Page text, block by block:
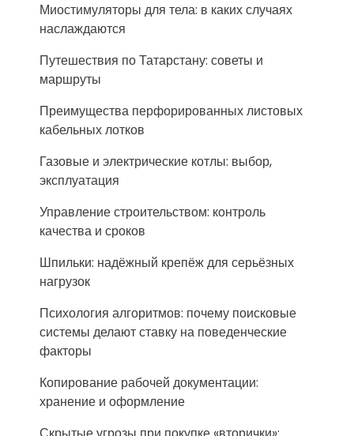
Миостимуляторы для тела: в каких случаях
наслаждаются
Путешествия по Татарстану: советы и
маршруты
Преимущества перфорированных листовых
кабельных лотков
Газовые и электрические котлы: выбор,
эксплуатация
Управление строительством: контроль
качества и сроков
Шпильки: надёжный крепёж для серьёзных
нагрузок
Психология алгоритмов: почему поисковые
системы делают ставку на поведенческие
факторы
Копирование рабочей документации:
хранение и оформление